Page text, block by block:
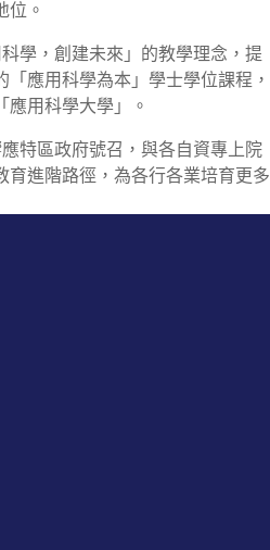
位。
學，創建未來」的教學理念，提
應用科學為本」學士學位課程，
應用科學大學」。
特區政府號召，與各自資專上院
育進階路徑，為各行各業培育更多